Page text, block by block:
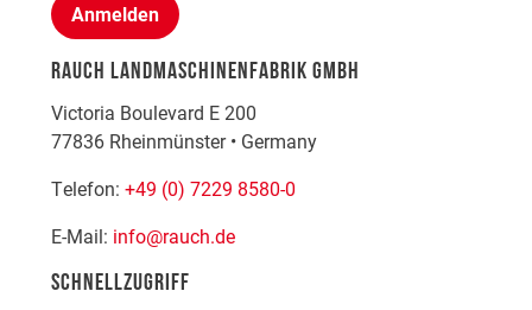
Anmelden
RAUCH LANDMASCHINENFABRIK GMBH
Victoria Boulevard E 200
77836 Rheinmünster• Germany
Telefon:+49 (0) 7229 8580-0
E-Mail: info@rauch.de
SCHNELLZUGRIFF